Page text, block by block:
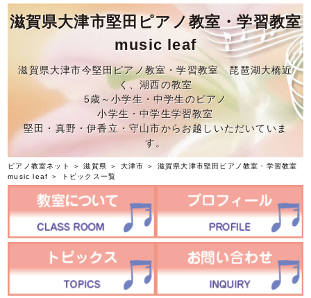
滋賀県大津市堅田ピアノ教室・学習教室
music leaf
滋賀県大津市今堅田ピアノ教室・学習教室 琵琶湖大橋近
く、湖西の教室
5歳～小学生・中学生のピアノ
小学生・中学生学習教室
堅田・真野・伊香立・守山市からお越しいただいていま
す。
ピアノ教室ネット ＞滋賀県 ＞ 大津市 ＞ 滋賀県大津市堅田ピアノ教室・学習教室
music leaf
＞ トピックス一覧